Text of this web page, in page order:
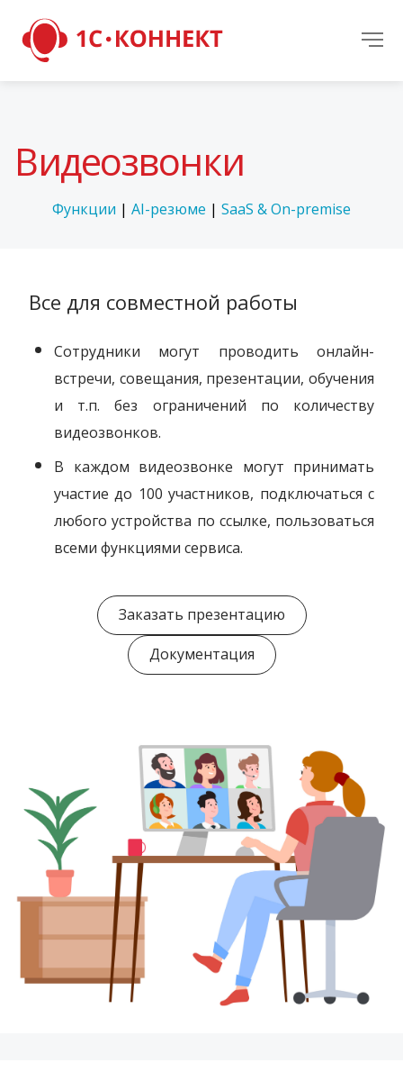
Видеозвонки
Функции | AI-резюме | SaaS & On-premise
Все для совместной работы
Сотрудники могут проводить онлайн-
встречи, совещания, презентации, обучения
и т.п. без ограничений по количеству
видеозвонков.
В каждом видеозвонке могут принимать
участие до 100 участников, подключаться с
любого устройства по ссылке, пользоваться
всеми функциями сервиса.
Заказать презентацию
Документация